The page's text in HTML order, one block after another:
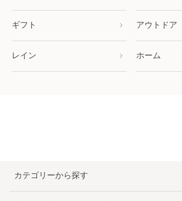
ギフト アウトドア
レイン ホーム
カテゴリーから探す